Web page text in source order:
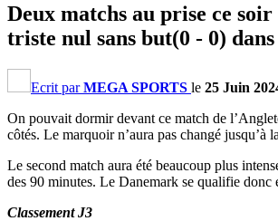
Deux matchs au prise ce
triste nul sans but(0 - 0)
Ecrit parMEGA SPORTS le 25 Juin
On pouvait dormir devant ce match de
côtés. Le marquoir n’aura pas changé
Le second match aura été beaucoup plus
des 90 minutes. Le Danemark se qualifie donc
Classement J3